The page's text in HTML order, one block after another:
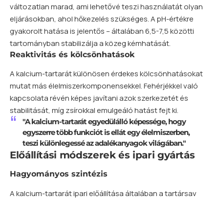
változatlan marad, ami lehetővé teszi használatát olyan
eljárásokban, ahol hőkezelés szükséges. A pH-értékre
gyakorolt hatása is jelentős – általában 6,5-7,5 közötti
tartományban stabilizálja a közeg kémhatását.
Reaktivitás és kölcsönhatások
A kalcium-tartarát különösen érdekes kölcsönhatásokat
mutat más élelmiszerkomponensekkel. Fehérjékkel való
kapcsolata révén képes javítani azok szerkezetét és
stabilitását, míg zsírokkal emulgeáló hatást fejt ki.
"A kalcium-tartarát egyedülálló képessége, hogy
egyszerre több funkciót is ellát egy élelmiszerben,
teszi különlegessé az adalékanyagok világában."
Előállítási módszerek és ipari gyártás
Hagyományos szintézis
A kalcium-tartarát ipari előállítása általában a tartársav